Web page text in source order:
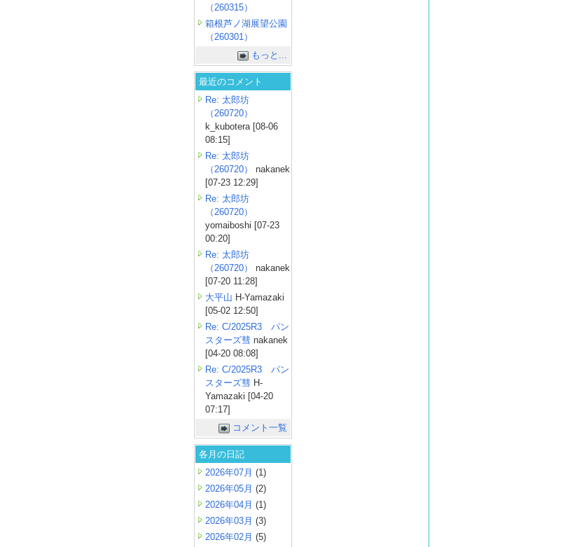
（260315）
箱根芦ノ湖展望公園
（260301）
もっと...
最近のコメント
Re: 太郎坊
（260720）
k_kubotera [08-06
08:15]
Re: 太郎坊
（260720）
nakanek
[07-23 12:29]
Re: 太郎坊
（260720）
yomaiboshi [07-23
00:20]
Re: 太郎坊
（260720）
nakanek
[07-20 11:28]
大平山 H-Yamazaki
[05-02 12:50]
Re: C/2025R3 パン
スターズ彗 nakanek
[04-20 08:08]
Re: C/2025R3 パン
スターズ彗 H-
Yamazaki [04-20
07:17]
コメント一覧
各月の日記
2026年07月 (1)
2026年05月 (2)
2026年04月 (1)
2026年03月 (3)
2026年02月 (5)